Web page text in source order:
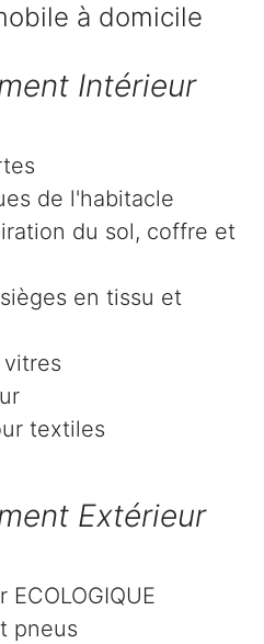
à domicile
Intérieur
de l'habitacle
du sol, coffre et
en tissu et
vitres
textiles
Extérieur
pneus